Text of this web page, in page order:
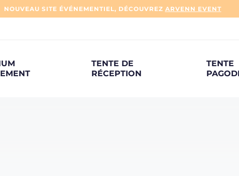
NOUVEAU SITE ÉVÉNEMENTIEL, DÉCOUVREZ ARVENN EVENT
TENTE DE
RÉCEPTION
TENTE